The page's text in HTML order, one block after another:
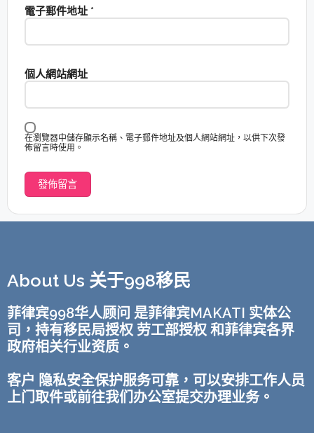
電子郵件地址 *
個人網站網址
在瀏覽器中儲存顯示名稱、電子郵件地址及個人網站網址，以供下次發
佈留言時使用。
About Us 关于998移民
菲律宾998华人顾问 是菲律宾MAKATI 实体公
司，持有移民局授权 劳工部授权 和菲律宾各界
政府相关行业资质。
客户 隐私安全保护服务可靠，可以安排工作人员
上门取件或前往我们办公室提交办理业务。